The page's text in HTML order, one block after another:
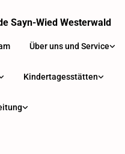
Sayn-Wied Westerwald
Über uns und Service
Kindertagesstätten